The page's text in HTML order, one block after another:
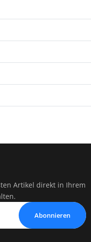
Artikel direkt in Ihrem
Abonnieren